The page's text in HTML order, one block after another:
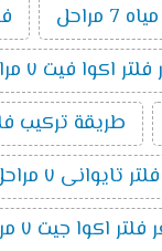
اكوا فيت ٧ مراحل
طريقة تركيب فلتر 7
فلتر تايوانى ٧ مراحل
اكوا جيت ٧ مراحل